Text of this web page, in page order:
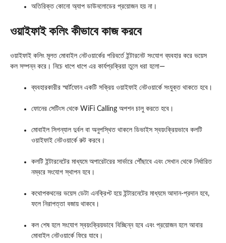
অতিরিক্ত কোনো অ্যাপ ডাউনলোডের প্রয়োজন হয় না।
ওয়াইফাই কলিং কীভাবে কাজ করবে
ওয়াইফাই কলিং মূলত মোবাইল নেটওয়ার্কের পরিবর্তে ইন্টারনেট সংযোগ ব্যবহার করে ভয়েস
কল সম্পন্ন করে। নিচে ধাপে ধাপে এর কার্যপ্রক্রিয়া তুলে ধরা হলো—
ব্যবহারকারীর স্মার্টফোন একটি সক্রিয় ওয়াইফাই নেটওয়ার্কে সংযুক্ত থাকতে হবে।
ফোনের সেটিংস থেকে WiFi Calling অপশন চালু করতে হবে।
মোবাইল সিগন্যাল দুর্বল বা অনুপস্থিত থাকলে ডিভাইস স্বয়ংক্রিয়ভাবে কলটি
ওয়াইফাই নেটওয়ার্কে রুট করবে।
কলটি ইন্টারনেটের মাধ্যমে অপারেটরের সার্ভারে পৌঁছাবে এবং সেখান থেকে নির্ধারিত
নম্বরে সংযোগ স্থাপন হবে।
কথোপকথনের ভয়েস ডেটা এনক্রিপ্ট হয়ে ইন্টারনেটের মাধ্যমে আদান-প্রদান হবে,
ফলে নিরাপত্তা বজায় থাকবে।
কল শেষ হলে সংযোগ স্বয়ংক্রিয়ভাবে বিচ্ছিন্ন হবে এবং প্রয়োজন হলে আবার
মোবাইল নেটওয়ার্কে ফিরে যাবে।